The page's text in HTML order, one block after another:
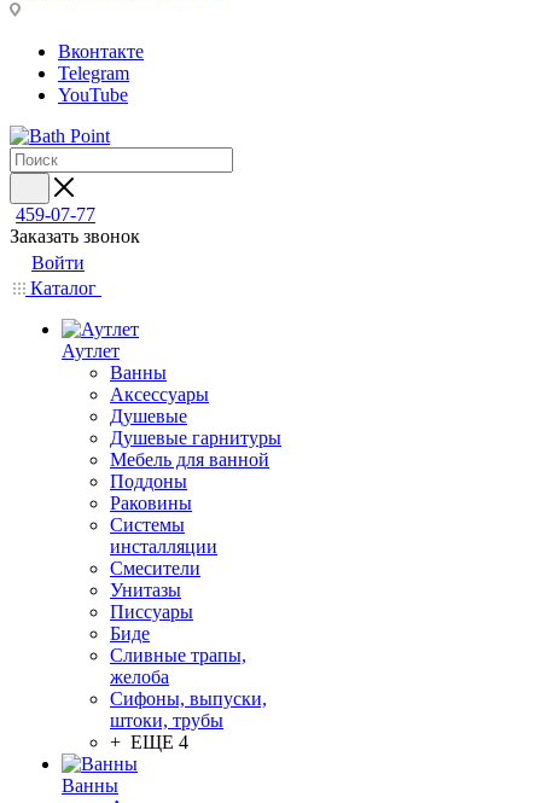
Вконтакте
Telegram
YouTube
459-07-77
Заказать звонок
Войти
Каталог
Аутлет
Ванны
Аксессуары
Душевые
Душевые гарнитуры
Мебель для ванной
Поддоны
Раковины
Системы
инсталляции
Смесители
Унитазы
Писсуары
Биде
Сливные трапы,
желоба
Сифоны, выпуски,
штоки, трубы
+ ЕЩЕ 4
Ванны